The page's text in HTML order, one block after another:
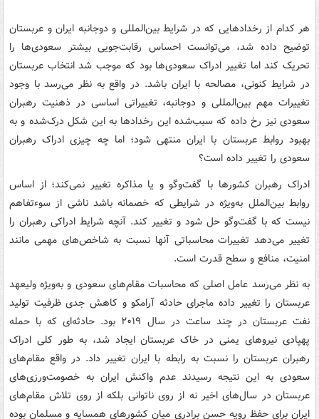
هر کدام از رخدادهایی که در شرایط بین‌المللی و دوجانبه ایران و عربستان
توضیح داده شد، می‌توانست احساس رقابت‌جویی بیشتر سعودی‌ها را
تحریک کند اما تغییر ادراک سعودی‌ها بود که موجب شد انتخاب عربستان
در شرایط کنونی، مصالحه با ایران باشد. در واقع به نظر می‌رسد با وجود
تغییرات مهم بین‌المللی و دوجانبه، تغییراتی اساسی در ذهنیت رهبران
سعودی نیز رخ داده که سبب‌شده این رخدادها به این شکل درک‌شده و به
بهبود روابط عربستان با ایران منتهی شود؛ اما چه چیزی ادراک رهبران
سعودی را تغییر داده است؟
ادراک رهبران کشورها با گفت‌وگو و یا مذاکره تغییر نمی‌کند؛ از اساس
روابط بین‌الملل به‌ویژه در شرایطی که خصمانه باشد ناشی از سوء‌تفاهم
نیست که با گفت‌وگو حل شود و تغییر کند. آنچه شرایط ادراکی رهبران را
تغییر می‌دهد تغییرات محاسباتی آنها نسبت به شاخص‌های مهمی مانند
امنیت، منافع و سطح قدرت است.
به نظر می‌رسد عامل اصلی که محاسبات مقام‌های سعودی و به‌ویژه ولیعهد
عربستان را تغییر داده ماجرای حادثه آرامکو و کاهش جدی ظرفیت تولید
نفت عربستان در چند ساعت در سال ۲۰۱۹ بود. حادثه‌ای که با حمله
پهپادی نیروهای یمنی در خاک عربستان ایجاد شد، به طور کلی ادراک
رهبران عربستان را نسبت به رابطه با ایران تغییر داد. در واقع مقام‌های
سعودی به این نتیجه رسیدند عدم واکنش ایران به خصومت‌ورزی‌های
عربستان در سال‌های اخیر نه از روی ناتوانی بلکه از روی تلاش مقام‌های
ایران برای حفظ رویه حسن برادری میان کشورهای همسایه و مسلمان بوده